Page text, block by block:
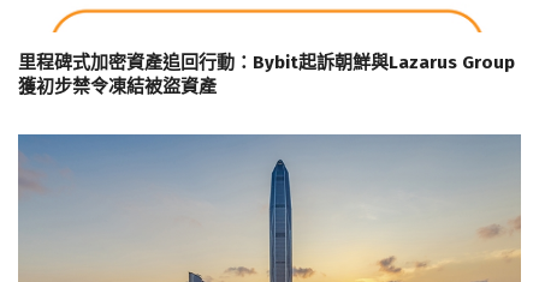
里程碑式加密資產追回行動：Bybit起訴朝鮮與Lazarus Group
獲初步禁令凍結被盜資產